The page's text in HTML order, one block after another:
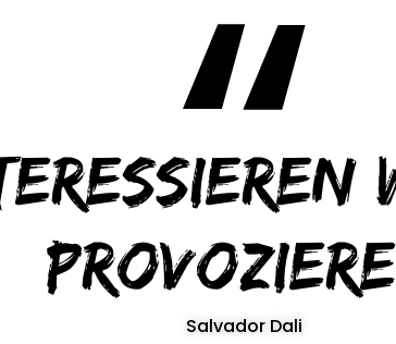
Salvador Dali